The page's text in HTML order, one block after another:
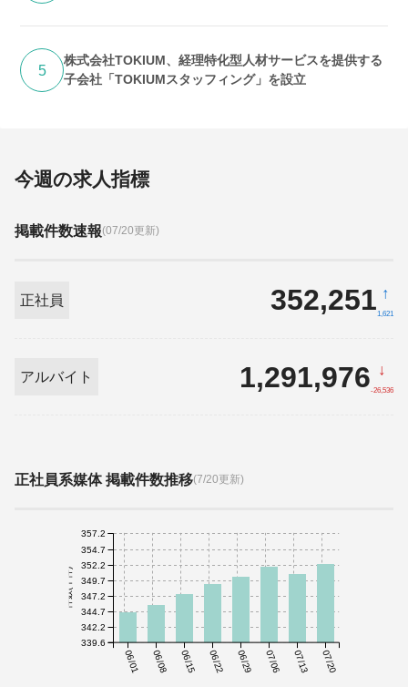
5
株式会社TOKIUM、経理特化型人材サービスを提供する
子会社「TOKIUMスタッフィング」を設立
今週の求人指標
掲載件数速報(07/20更新)
正社員 352,251 ↑
1,621
アルバイト 1,291,976 ↓
-26,536
正社員系媒体 掲載件数推移(7/20更新)
06/01 06/08 06/15 06/22 06/29 07/06 07/13 07/20
件数(千件)
339.6
342.2
344.7
347.2
349.7
352.2
354.7
357.2